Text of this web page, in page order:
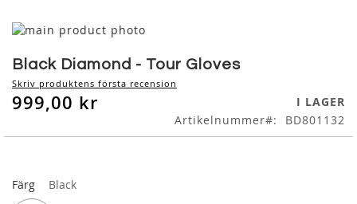
Skip
the
end
of
the
gallery
to
the
beginning
of
images
Black Diamond - Tour Gloves
Skriv produktens första recension
999,00 kr
I LAGER
Artikelnummer
BD801132
Färg Black